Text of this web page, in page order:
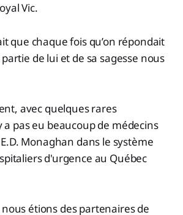
Vic.
que chaque fois qu’on répondait
de lui et de sa sagesse nous
avec quelques rares
a pas eu beaucoup de médecins
Monaghan dans le système
d'urgence au Québec
étions des partenaires de